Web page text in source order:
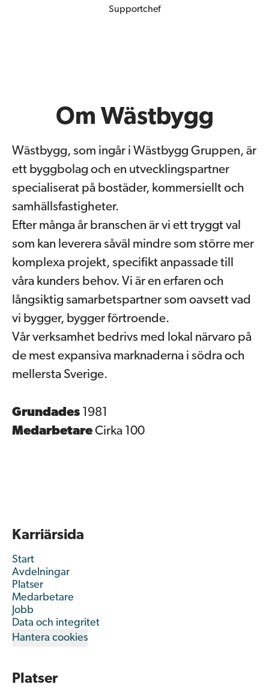
Supportchef
Om Wästbygg
Wästbygg, som ingår i Wästbygg Gruppen, är
ett byggbolag och en utvecklingspartner
specialiserat på bostäder, kommersiellt och
samhällsfastigheter.
Efter många år branschen är vi ett tryggt val
som kan leverera såväl mindre som större mer
komplexa projekt, specifikt anpassade till
våra kunders behov. Vi är en erfaren och
långsiktig samarbetspartner som oavsett vad
vi bygger, bygger förtroende.
Vår verksamhet bedrivs med lokal närvaro på
de mest expansiva marknaderna i södra och
mellersta Sverige.
Grundades
1981
MedarbetareCirka 100
Karriärsida
Start
Avdelningar
Platser
Medarbetare
Jobb
Data och integritet
Hantera cookies
Platser